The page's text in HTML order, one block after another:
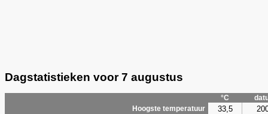
Dagstatistieken voor 7 augustus
°C
Hoogste temperatuur
33,5